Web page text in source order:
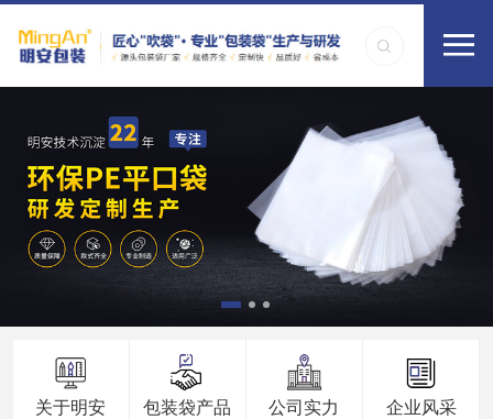
关于明安 包装袋产品 公司实力 企业风采